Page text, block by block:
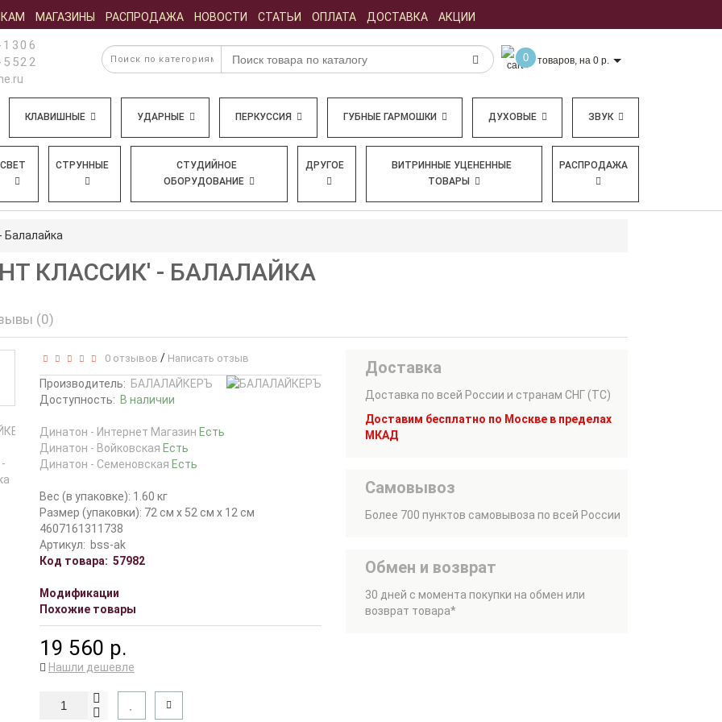
МАГАЗИНЫ РАСПРОДАЖА НОВОСТИ СТАТЬИ ОПЛАТА ДОСТАВКА АКЦИИ
0 товаров, на 0 р.
КЛАВИШНЫЕ УДАРНЫЕ ПЕРКУССИЯ ГУБНЫЕ ГАРМОШКИ ДУХОВЫЕ ЗВУК
СВЕТ СТРУННЫЕ
СТУДИЙНОЕ
ОБОРУДОВАНИЕ
ДРУГОЕ
ВИТРИННЫЕ УЦЕНЕННЫЕ
ТОВАРЫ
РАСПРОДАЖА
КЛАССИК' - БАЛАЛАЙКА
(0)
0 отзывов / Написать отзыв
Производитель: БАЛАЛАЙКЕРЪ
Доступность: В наличии
Динатон - Интернет Магазин Есть
Динатон - Войковская Есть
Динатон - Семеновская Есть
Вес (в упаковке): 1.60 кг
Размер (упаковки): 72 см x 52 см x 12 см
4607161311738
Артикул: bss-ak
Код товара: 57982
Модификации
Похожие товары
19 560 р.
Нашли дешевле
Доставка
Доставка по всей России и странам СНГ (ТС)
Доставим бесплатно по Москве в пределах
МКАД
Самовывоз
Более 700 пунктов самовывоза по всей России
Обмен и возврат
30 дней с момента покупки на обмен или
возврат товара*